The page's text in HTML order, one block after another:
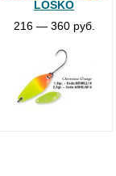
LOSKO
216 — 360 руб.